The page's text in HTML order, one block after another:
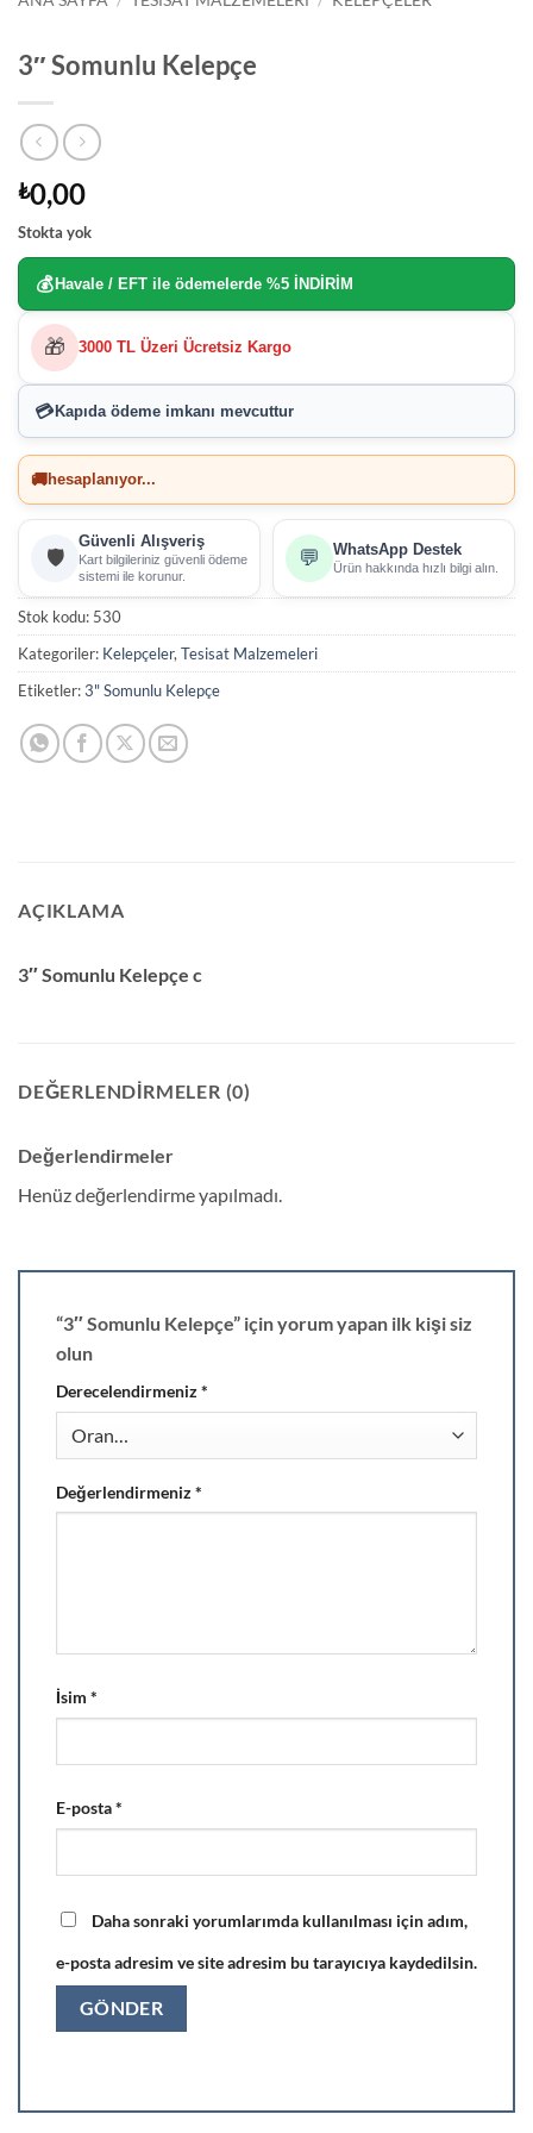
3″ Somunlu Kelepçe
₺0,00
Stokta yok
💰 Havale / EFT ile ödemelerde %5 İNDİRİM
🎁 3000 TL Üzeri Ücretsiz Kargo
💳 Kapıda ödeme imkanı mevcuttur
🚚hesaplanıyor...
🛡️
Güvenli Alışveriş
Kart bilgileriniz güvenli ödeme
sistemi ile korunur.
💬 WhatsApp Destek
Ürün hakkında hızlı bilgi alın.
Stok kodu: 530
Kategoriler: Kelepçeler,Tesisat Malzemeleri
Etiketler:3" Somunlu Kelepçe
AÇIKLAMA
3″ Somunlu Kelepçe c
DEĞERLENDIRMELER (0)
Değerlendirmeler
Henüz değerlendirme yapılmadı.
“3″ Somunlu Kelepçe” için yorum yapan ilk kişi siz
olun
Derecelendirmeniz*
Değerlendirmeniz*
İsim *
E-posta*
Daha sonraki yorumlarımda kullanılması için adım,
e-posta adresim ve site adresim bu tarayıcıya kaydedilsin.